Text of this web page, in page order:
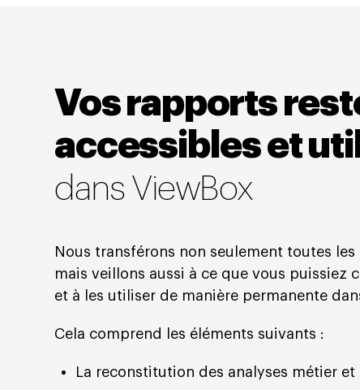
Vos rapports
accessibles et
dans ViewBox
Nous transférons non seulement toutes
mais veillons aussi à ce que vous puissiez
et à les utiliser de manière permanente
Cela comprend les éléments suivants :
La reconstitution des analyses métier